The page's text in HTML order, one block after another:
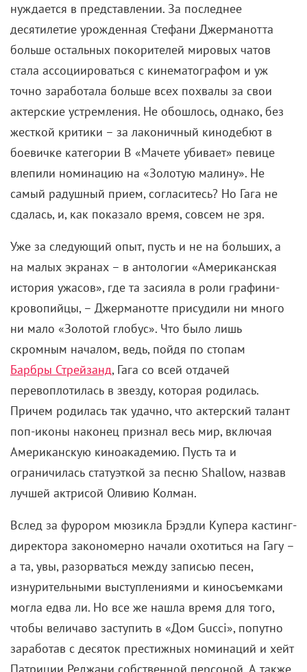
нуждается в представлении. За последнее
десятилетие урожденная Стефани Джерманотта
больше остальных покорителей мировых чатов
стала ассоциироваться с кинематографом и уж
точно заработала больше всех похвалы за свои
актерские устремления. Не обошлось, однако, без
жесткой критики – за лаконичный кинодебют в
боевичке категории B «Мачете убивает» певице
влепили номинацию на «Золотую малину». Не
самый радушный прием, согласитесь? Но Гага не
сдалась, и, как показало время, совсем не зря.
Уже за следующий опыт, пусть и не на больших, а
на малых экранах – в антологии «Американская
история ужасов», где та засияла в роли графини-
кровопийцы, – Джерманотте присудили ни много
ни мало «Золотой глобус». Что было лишь
скромным началом, ведь, пойдя по стопам
Барбры Стрейзанд, Гага со всей отдачей
перевоплотилась в звезду, которая родилась.
Причем родилась так удачно, что актерский талант
поп-иконы наконец признал весь мир, включая
Американскую киноакадемию. Пусть та и
ограничилась статуэткой за песню Shallow, назвав
лучшей актрисой Оливию Колман.
Вслед за фурором мюзикла Брэдли Купера кастинг-
директора закономерно начали охотиться на Гагу –
а та, увы, разорваться между записью песен,
изнурительными выступлениями и киносъемками
могла едва ли. Но все же нашла время для того,
чтобы величаво заступить в «Дом Gucci», попутно
заработав с десяток престижных номинаций и хейт
Патриции Реджани собственной персоной. А также